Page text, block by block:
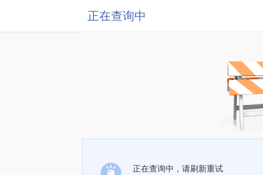
正在查询中
正在查询中，请刷新重试